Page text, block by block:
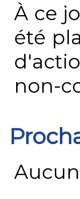
À ce
été
non-